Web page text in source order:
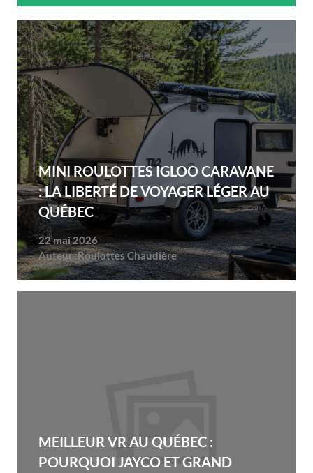
MINI ROULOTTES IGLOO CARAVANE
: LA LIBERTÉ DE VOYAGER LÉGER AU
QUÉBEC
22 mai 2026
Auteur :Roulottes Chaudière
MEILLEUR VR AU QUÉBEC :
POURQUOI JAYCO ET GRAND